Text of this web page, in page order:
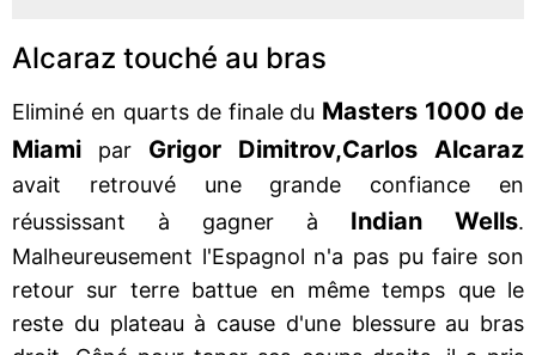
Alcaraz touché au bras
Eliminé en quarts de finale du Masters 1000 de
Miami par Grigor Dimitrov,Carlos Alcaraz
avait retrouvé une grande confiance en
réussissant à gagner à Indian Wells.
Malheureusement l'Espagnol n'a pas pu faire son
retour sur terre battue en même temps que le
reste du plateau à cause d'une blessure au bras